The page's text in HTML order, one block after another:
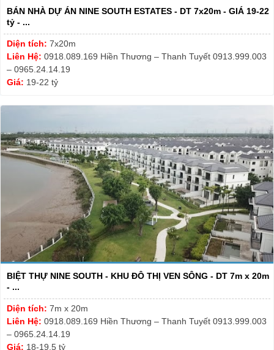
BÁN NHÀ DỰ ÁN NINE SOUTH ESTATES - DT 7x20m - GIÁ 19-22
tỷ - ...
Diện tích: 7x20m
Liên Hệ: 0918.089.169 Hiền Thương – Thanh Tuyết 0913.999.003
– 0965.24.14.19
Giá: 19-22 tỷ
BIỆT THỰ NINE SOUTH - KHU ĐÔ THỊ VEN SÔNG - DT 7m x 20m
- ...
Diện tích: 7m x 20m
Liên Hệ: 0918.089.169 Hiền Thương – Thanh Tuyết 0913.999.003
– 0965.24.14.19
Giá: 18-19,5 tỷ